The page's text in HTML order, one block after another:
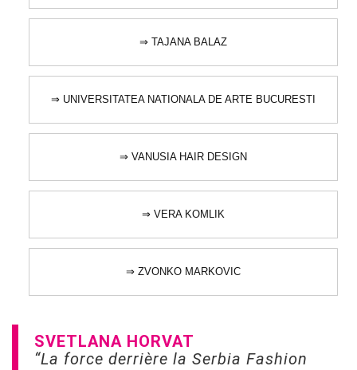
⇒ TAJANA BALAZ
⇒ UNIVERSITATEA NATIONALA DE ARTE BUCURESTI
⇒ VANUSIA HAIR DESIGN
⇒ VERA KOMLIK
⇒ ZVONKO MARKOVIC
SVETLANA HORVAT
“La force derrière la Serbia Fashion